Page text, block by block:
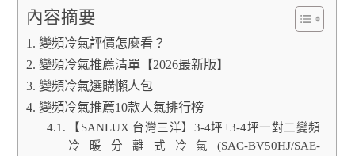
內容摘要
變頻冷氣評價怎麼看？
變頻冷氣推薦清單【2026最新版】
變頻冷氣選購懶人包
變頻冷氣推薦10款人氣排行榜
【SANLUX 台灣三洋】3-4坪+3-4坪一對二變頻
冷暖分離式冷氣(SAC-BV50HJ/SAE-